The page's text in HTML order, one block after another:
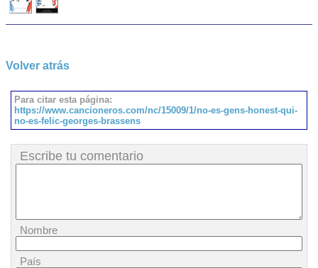
Volver atrás
Para citar esta página:
https://www.cancioneros.com/nc/15009/1/no-es-gens-honest-qui-
no-es-felic-georges-brassens
Escribe tu comentario
Nombre
País